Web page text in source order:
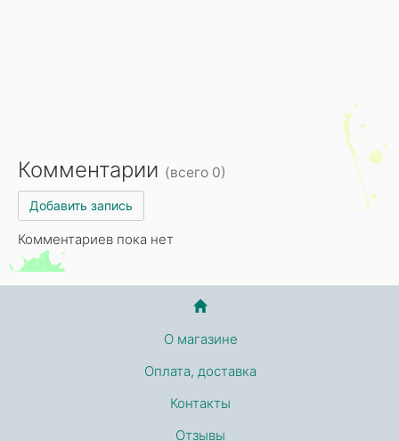
Комментарии (всего 0)
Добавить запись
Комментариев пока нет
О магазине
Оплата, доставка
Контакты
Отзывы